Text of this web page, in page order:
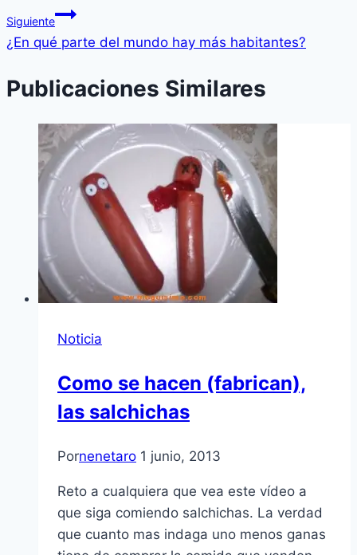
Siguiente
¿En qué parte del mundo hay más habitantes?
Publicaciones Similares
Noticia
Como se hacen (fabrican),
las salchichas
Pornenetaro 1 junio, 2013
Reto a cualquiera que vea este vídeo a
que siga comiendo salchichas. La verdad
que cuanto mas indaga uno menos ganas